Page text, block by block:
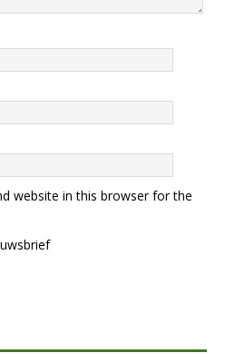
website in this browser for the